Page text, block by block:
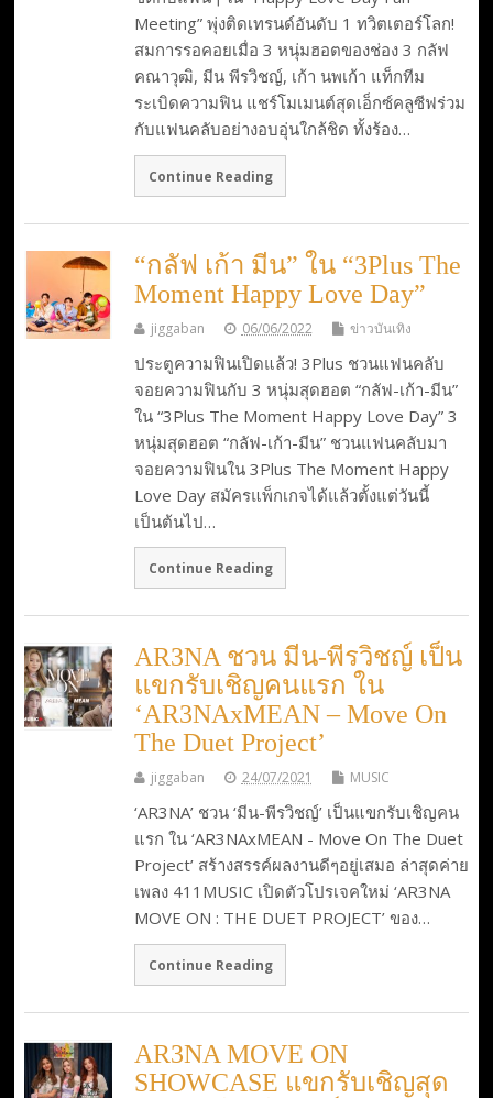
Meeting” พุ่งติดเทรนด์อันดับ 1 ทวิตเตอร์โลก!
สมการรอคอยเมื่อ 3 หนุ่มฮอตของช่อง 3 กลัฟ
คณาวุฒิ, มีน พีรวิชญ์, เก้า นพเก้า แท็กทีม
ระเบิดความฟิน แชร์โมเมนต์สุดเอ็กซ์คลูซีฟร่วม
กับแฟนคลับอย่างอบอุ่นใกล้ชิด ทั้งร้อง…
Continue Reading
“กลัฟ เก้า มีน” ใน “3Plus The
Moment Happy Love Day”
jiggaban 06/06/2022 ข่าวบันเทิง
ประตูความฟินเปิดแล้ว! 3Plus ชวนแฟนคลับ
จอยความฟินกับ 3 หนุ่มสุดฮอต “กลัฟ-เก้า-มีน”
ใน “3Plus The Moment Happy Love Day” 3
หนุ่มสุดฮอต “กลัฟ-เก้า-มีน” ชวนแฟนคลับมา
จอยความฟินใน 3Plus The Moment Happy
Love Day สมัครแพ็กเกจได้แล้วตั้งแต่วันนี้
เป็นต้นไป…
Continue Reading
AR3NA ชวน มีน-พีรวิชญ์ เป็น
แขกรับเชิญคนแรก ใน
‘AR3NAxMEAN – Move On
The Duet Project’
jiggaban 24/07/2021 MUSIC
‘AR3NA’ ชวน ‘มีน-พีรวิชญ์’ เป็นแขกรับเชิญคน
แรก ใน ‘AR3NAxMEAN - Move On The Duet
Project’ สร้างสรรค์ผลงานดีๆอยู่เสมอ ล่าสุดค่าย
เพลง 411MUSIC เปิดตัวโปรเจคใหม่ ‘AR3NA
MOVE ON : THE DUET PROJECT’ ของ…
Continue Reading
AR3NA MOVE ON
SHOWCASE แขกรับเชิญสุด